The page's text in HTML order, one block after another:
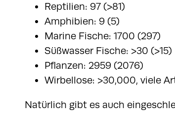
Reptilien: 97 (>81)
Amphibien: 9 (5)
Marine Fische: 1700 (297)
Süßwasser Fische: >30 (>15)
Pflanzen: 2959 (2076)
Wirbellose: >30,000, viele
Natürlich gibt es auch